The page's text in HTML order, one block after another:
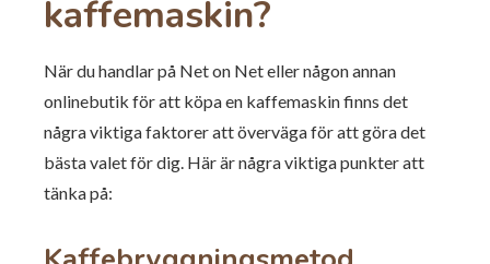
kaffemaskin?
När du handlar på Net on Net eller någon annan
onlinebutik för att köpa en kaffemaskin finns det
några viktiga faktorer att överväga för att göra det
bästa valet för dig. Här är några viktiga punkter att
tänka på: